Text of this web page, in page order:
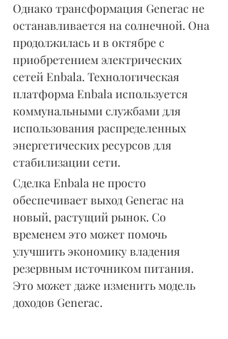
Однако трансформация Generac не
останавливается на солнечной. Она
продолжилась и в октябре с
приобретением электрических
сетей Enbala. Технологическая
платформа Enbala используется
коммунальными службами для
использования распределенных
энергетических ресурсов для
стабилизации сети.
Сделка Enbala не просто
обеспечивает выход Generac на
новый, растущий рынок. Со
временем это может помочь
улучшить экономику владения
резервным источником питания.
Это может даже изменить модель
доходов Generac.